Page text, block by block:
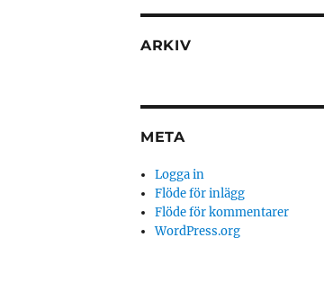
ARKIV
META
Logga in
Flöde för inlägg
Flöde för kommentarer
WordPress.org